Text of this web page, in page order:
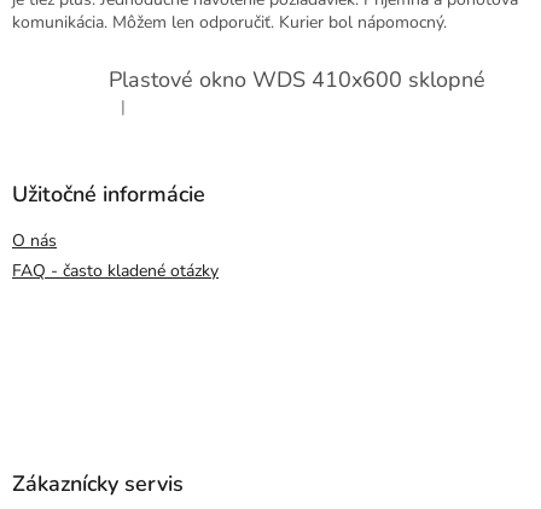
komunikácia. Môžem len odporučiť. Kurier bol nápomocný.
Plastové okno WDS 410x600 sklopné
Hodnotenie produktu je 5 z 5 hviezdičiek.
|
Užitočné informácie
O nás
FAQ - často kladené otázky
Zákaznícky servis